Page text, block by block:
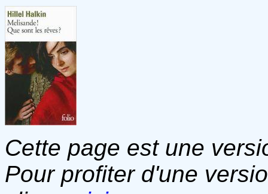
Cette page est une
Pour profiter d'une